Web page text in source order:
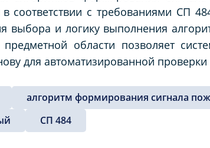
соответствии с требованиями СП
выбора и логику выполнения
области позволяет
для автоматизированной
алгоритм формирования сигнала
СП 484